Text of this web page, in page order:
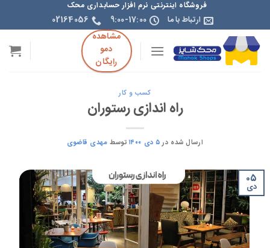
فروشگاه اینترنتی نرم افزار حسابداری محک
ارتباط با ما 9:00-17:00
02164056
مشاهده
دمو
رایگان
کسب و کار
راه اندازی رستوران
ارسال شده در ۵ دی ۱۴۰۰ توسط مهدی قاضوی
۰۵
دی